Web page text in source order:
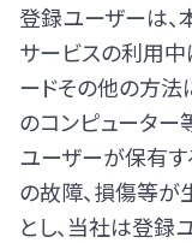
登録ユーザーは
サービスの利用中
ードその他の方法
のコンピューター
ユーザーが保有
の故障、損傷等
とし、当社は登録